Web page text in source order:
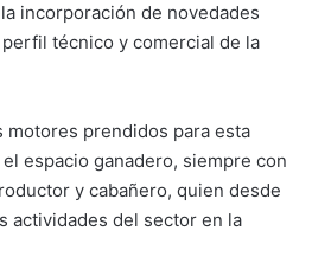
incorporación de novedades
técnico y comercial de la
motores prendidos para esta
espacio ganadero, siempre con
y cabañero, quien desde
actividades del sector en la